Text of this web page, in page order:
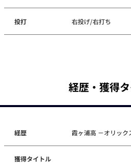
投打 右投げ/右打ち
経歴・獲得
経歴 霞ヶ浦高 －オリック
獲得タイトル